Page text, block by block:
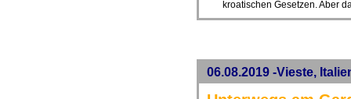
kroatischen Gesetzen. Aber
06.08.2019 -Vieste,